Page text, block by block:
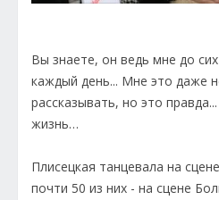
Вы знаете, он ведь мне до
каждый день... Мне это даже
рассказывать, но это
жизнь…
Плисецкая танцевала на
почти 50 из них - на сцене